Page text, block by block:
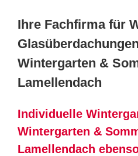
Ihre Fachfirma für
Wintergarten &
Lamellendach
Individuelle
Wintergarten &
Lamellendach